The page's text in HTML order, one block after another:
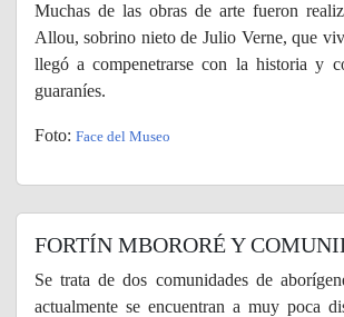
Muchas de las obras de arte fueron
Allou, sobrino nieto de Julio Verne, que
llegó a compenetrarse con la historia y
guaraníes.
Foto: Face del Museo
FORTÍN MBORORÉ Y
Se trata de dos comunidades de
actualmente se encuentran a muy poca